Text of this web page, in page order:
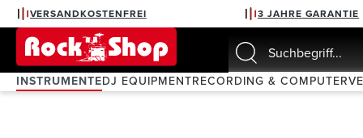
Zur Hauptnavigation springen
VERSANDKOSTENFREI 3 JAHRE GARANTIE
INSTRUMENTEDJ EQUIPMENTRECORDING & COMPUTER